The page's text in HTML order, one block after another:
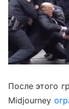
После этого
Midjourney